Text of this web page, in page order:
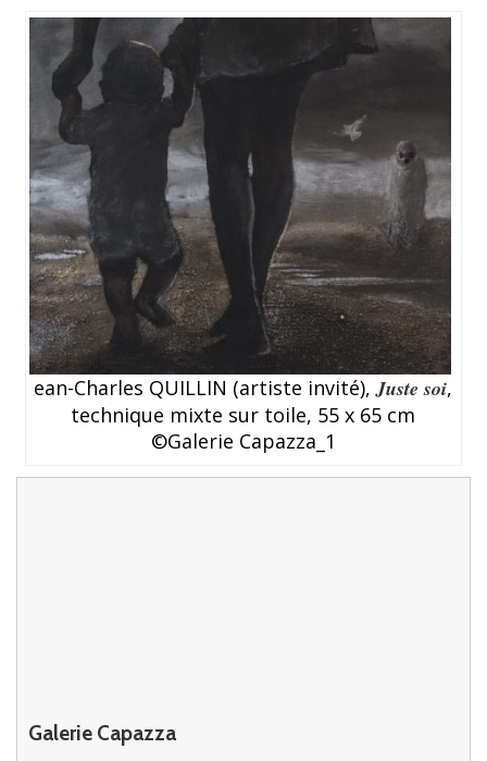
ean-Charles QUILLIN (artiste invité),Juste soi,
technique mixte sur toile, 55 x 65 cm
©Galerie Capazza_1
Galerie Capazza